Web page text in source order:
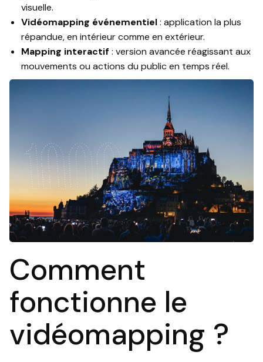
visuelle.
Vidéomapping événementiel: application la plus
répandue, en intérieur comme en extérieur.
Mapping interactif : version avancée réagissant aux
mouvements ou actions du public en temps réel.
Comment
fonctionne le
vidéomapping ?